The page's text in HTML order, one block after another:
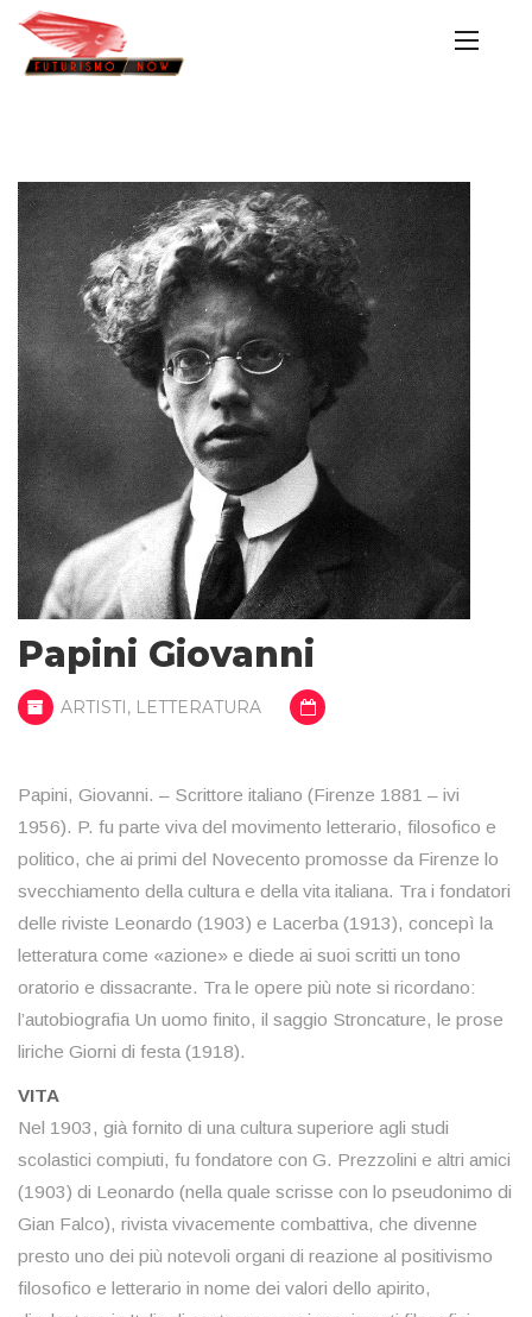
Papini Giovanni
ARTISTI, LETTERATURA
Papini, Giovanni. – Scrittore italiano (Firenze 1881 – ivi
1956). P. fu parte viva del movimento letterario, filosofico e
politico, che ai primi del Novecento promosse da Firenze lo
svecchiamento della cultura e della vita italiana. Tra i fondatori
delle riviste Leonardo (1903) e Lacerba (1913), concepì la
letteratura come «azione» e diede ai suoi scritti un tono
oratorio e dissacrante. Tra le opere più note si ricordano:
l’autobiografia Un uomo finito, il saggio Stroncature, le prose
liriche Giorni di festa (1918).
VITA
Nel 1903, già fornito di una cultura superiore agli studi
scolastici compiuti, fu fondatore con G. Prezzolini e altri amici
(1903) di Leonardo (nella quale scrisse con lo pseudonimo di
Gian Falco), rivista vivacemente combattiva, che divenne
presto uno dei più notevoli organi di reazione al positivismo
filosofico e letterario in nome dei valori dello apirito,